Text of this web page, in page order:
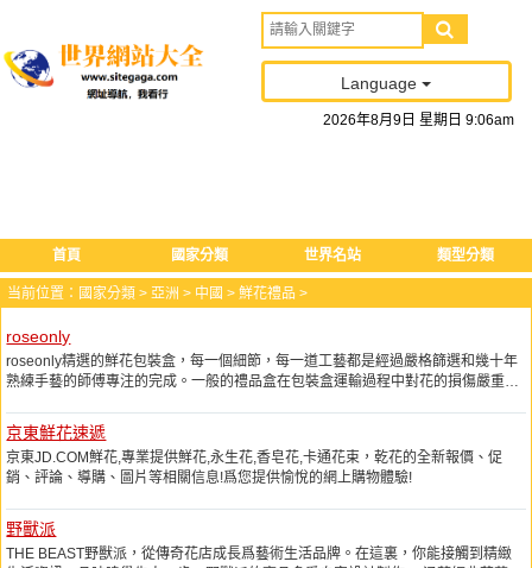
Language
2026年8月 9 日 星期日 9:06am
首頁 國家分類 世界名站 類型分類
当前位置： 國家分類 > 亞洲 > 中國 > 鮮花禮品 >
roseonly
roseonly精選的鮮花包裝盒，每一個細節，每一道工藝都是經過嚴格篩選和幾十年
熟練手藝的師傅專注的完成。一般的禮品盒在包裝盒運輸過程中對花的損傷嚴重，
的設計最瞭解玫瑰是怎麼想的，讓玫瑰到你的手裏和在花園裏出生長時一模一樣。
京東鮮花速遞
京東JD.COM鮮花,專業提供鮮花,永生花,香皂花,卡通花束，乾花的全新報價、促
銷、評論、導購、圖片等相關信息!爲您提供愉悅的網上購物體驗!
野獸派
THE BEAST野獸派，從傳奇花店成長爲藝術生活品牌。在這裏，你能接觸到精緻